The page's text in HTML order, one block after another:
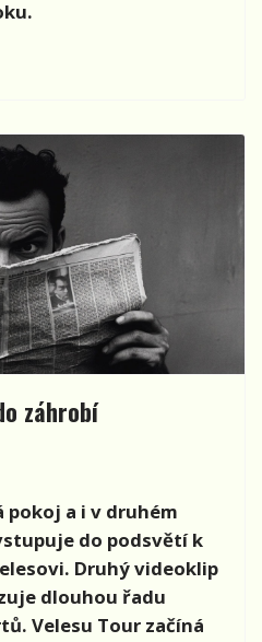
záhrobí
pokoj a i v druhém
do podsvětí k
Druhý videoklip
dlouhou řadu
Velesu Tour začíná